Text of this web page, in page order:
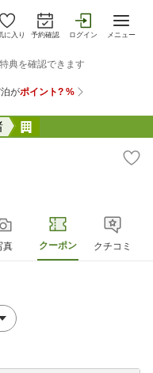
に入り 予約確認 ログイン メニュー
真 クーポン クチコミ